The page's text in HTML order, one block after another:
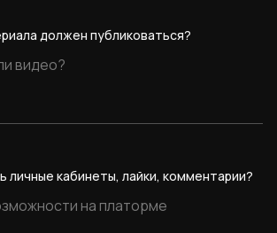
должен публиковаться?
личные кабинеты, лайки, комментарии?